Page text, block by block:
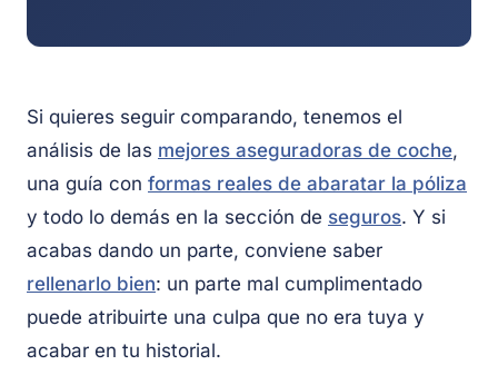
Si quieres seguir comparando, tenemos el
análisis de las mejores aseguradoras de coche,
una guía con formas reales de abaratar la póliza
y todo lo demás en la sección de seguros. Y si
acabas dando un parte, conviene saber
rellenarlo bien: un parte mal cumplimentado
puede atribuirte una culpa que no era tuya y
acabar en tu historial.